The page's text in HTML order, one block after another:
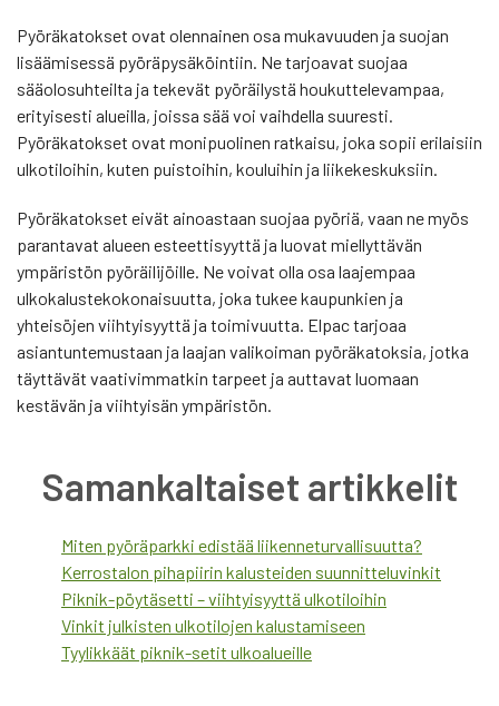
Pyöräkatokset ovat olennainen osa mukavuuden ja suojan
lisäämisessä pyöräpysäköintiin. Ne tarjoavat suojaa
sääolosuhteilta ja tekevät pyöräilystä houkuttelevampaa,
erityisesti alueilla, joissa sää voi vaihdella suuresti.
Pyöräkatokset ovat monipuolinen ratkaisu, joka sopii erilaisiin
ulkotiloihin, kuten puistoihin, kouluihin ja liikekeskuksiin.
Pyöräkatokset eivät ainoastaan suojaa pyöriä, vaan ne myös
parantavat alueen esteettisyyttä ja luovat miellyttävän
ympäristön pyöräilijöille. Ne voivat olla osa laajempaa
ulkokalustekokonaisuutta, joka tukee kaupunkien ja
yhteisöjen viihtyisyyttä ja toimivuutta. Elpac tarjoaa
asiantuntemustaan ja laajan valikoiman pyöräkatoksia, jotka
täyttävät vaativimmatkin tarpeet ja auttavat luomaan
kestävän ja viihtyisän ympäristön.
Samankaltaiset artikkelit
Miten pyöräparkki edistää liikenneturvallisuutta?
Kerrostalon pihapiirin kalusteiden suunnitteluvinkit
Piknik-pöytäsetti – viihtyisyyttä ulkotiloihin
Vinkit julkisten ulkotilojen kalustamiseen
Tyylikkäät piknik-setit ulkoalueille